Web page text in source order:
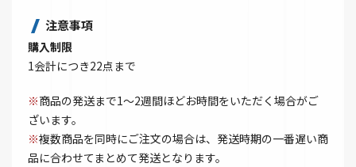
注意事項
購入制限
1会計につき22点まで
※商品の発送まで1～2週間ほどお時間をいただく場合がご
ざいます。
※複数商品を同時にご注文の場合は、発送時期の一番遅い商
品に合わせてまとめて発送となります。